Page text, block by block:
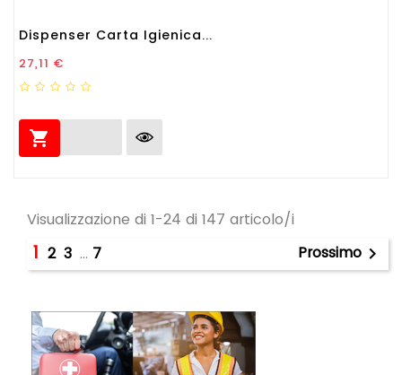
Dispenser Carta Igienica...
Prezzo
27,11 €

Visualizzazione di 1-24 di 147 articolo/i
1 2 3 … 7 Prossimo 